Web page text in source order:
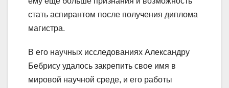
стать аспирантом после получения диплома
магистра.
В его научных исследованиях Александру
Бебрису удалось закрепить свое имя в
мировой научной среде, и его работы